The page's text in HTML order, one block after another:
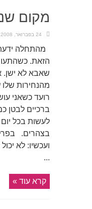
מקום
24 בפברואר, 2008 | 3:05
מהתחלה
הזאת.
שאבא לא ישן.
מהנחירות
רועד כשאני
ברכיים לבטן
לעשות בכל
בצהרים.
ועכשיו: לא
...
קרא עוד »